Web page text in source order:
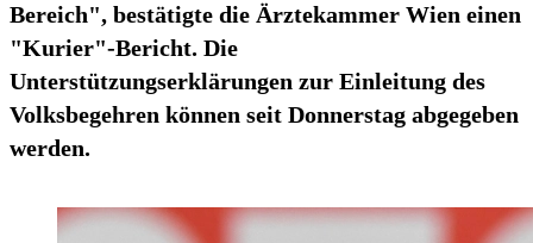
Bereich", bestätigte die Ärztekammer Wien einen
"Kurier"-Bericht. Die
Unterstützungserklärungen zur Einleitung des
Volksbegehren können seit Donnerstag abgegeben
werden.